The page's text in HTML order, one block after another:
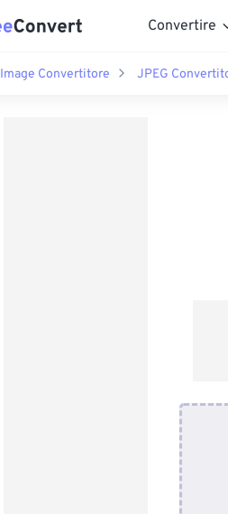
Convertire
Image Convertitore JPEG